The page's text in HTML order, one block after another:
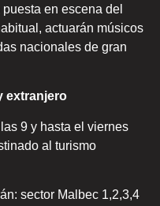
en escena del
actuarán músicos
nacionales de gran
extranjero
9 y hasta el viernes
al turismo
sector Malbec 1,2,3,4